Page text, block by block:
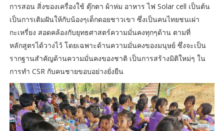
การสอน สิ่งของเครื่องใช้ ตุ๊กตา ผ้าห่ม อาหาร ไฟ Solar cell เป็นต้น
เป็นการเติมฝันให้กับน้องๆเด็กดอยชาวเขา ซึ่งเป็นคนไทยชนเผ่า
กะเหรี่ยง สอดคล้องกับยุทธศาสตร์ความมั่นคงทุกๆด้าน ตามที่
หลักสูตรได้วางไว้ โดยเฉพาะด้านความมั่นคงของมนุษย์ ซึ่งจะเป็น
รากฐานสำคัญด้านความมั่นคงของชาติ เป็นการสร้างมิติใหม่ๆ ใน
การทำ CSR กับคนชายขอบอย่างยั่งยืน